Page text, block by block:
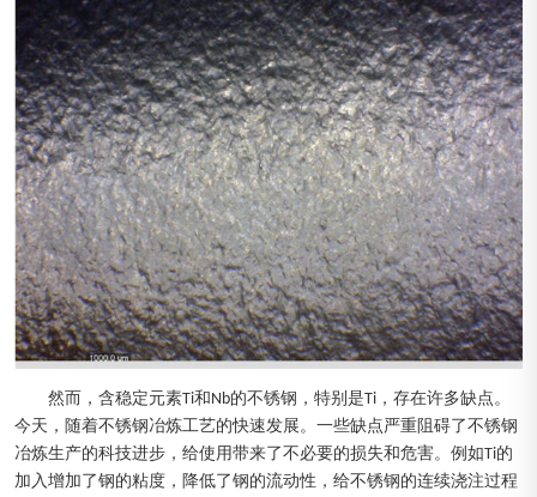
然而，含稳定元素Ti和Nb的不锈钢，特别是Ti，存在许多缺点。
今天，随着不锈钢冶炼工艺的快速发展。一些缺点严重阻碍了不锈钢
冶炼生产的科技进步，给使用带来了不必要的损失和危害。例如Ti的
加入增加了钢的粘度，降低了钢的流动性，给不锈钢的连续浇注过程